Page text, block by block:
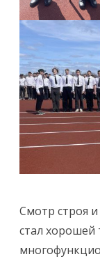
Смотр строя
стал хорошей